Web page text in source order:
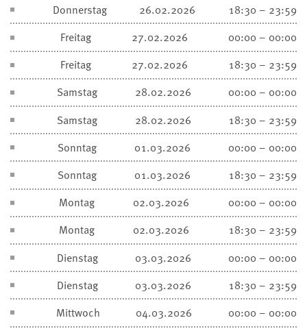
Donnerstag
26.02.2026
18:30 – 23:59
Freitag
27.02.2026
00:00 – 00:00
Freitag
27.02.2026
18:30 – 23:59
Samstag
28.02.2026
00:00 – 00:00
Samstag
28.02.2026
18:30 – 23:59
Sonntag
01.03.2026
00:00 – 00:00
Sonntag
01.03.2026
18:30 – 23:59
Montag
02.03.2026
00:00 – 00:00
Montag
02.03.2026
18:30 – 23:59
Dienstag
03.03.2026
00:00 – 00:00
Dienstag
03.03.2026
18:30 – 23:59
Mittwoch
04.03.2026
00:00 – 00:00